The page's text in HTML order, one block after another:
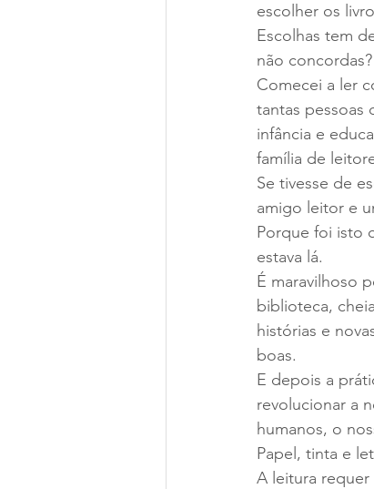
escolher os
Escolhas tem
não concordas?
Comecei a ler
tantas pessoas
infância e
família de
Se tivesse de
amigo leitor e
Porque foi isto
estava lá.
É maravilhoso
biblioteca,
histórias e
boas.
E depois a
revolucionar a
humanos, o
Papel, tinta e
A leitura requer